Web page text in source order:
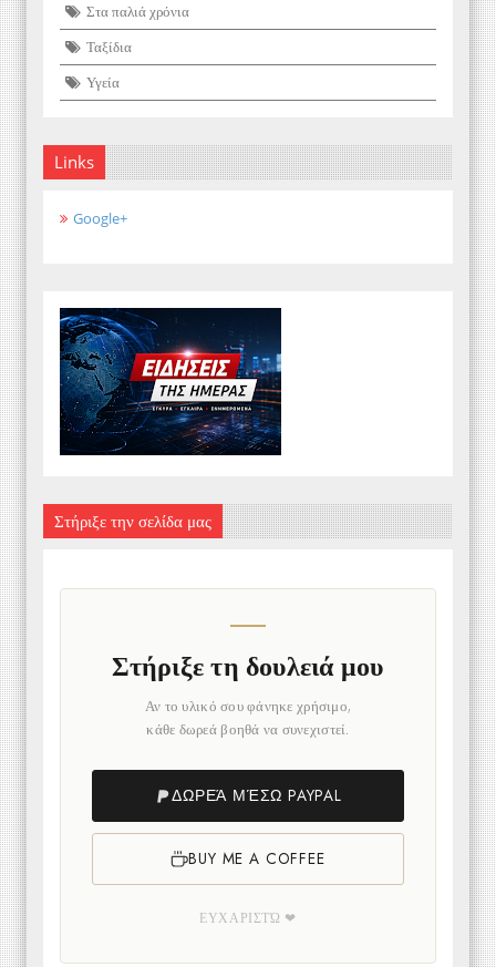
Στα παλιά χρόνια
Ταξίδια
Υγεία
Links
Google+
Στήριξε την σελίδα μας
Στήριξε τη δουλειά μου
Αν το υλικό σου φάνηκε χρήσιμο,
κάθε δωρεά βοηθά να συνεχιστεί.
ΔΩΡΕΆ ΜΈΣΩ PAYPAL
BUY ME A COFFEE
ΕΥΧΑΡΙΣΤΏ ❤